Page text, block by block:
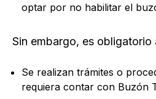
optar por no habilitar el
Sin embargo, es obligatorio
Se realizan trámites o
requiera contar con Buzón